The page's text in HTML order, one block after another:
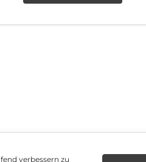
verbessern zu